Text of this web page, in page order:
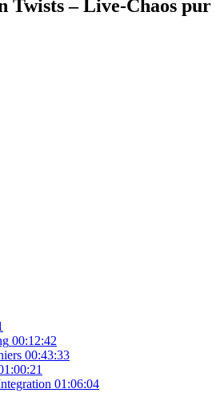
Twists – Live-Chaos pur
00:12:42
00:43:33
01:06:04